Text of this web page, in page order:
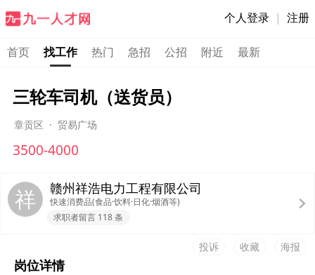
个人登录 | 注册
首页 找工作 热门 急招 公招 附近 最新
三轮车司机（送货员）
章贡区 · 贸易广场
3500-4000
祥 赣州祥浩电力工程有限公司
快速消费品(食品·饮料·日化·烟酒等)
求职者留言 118 条
投诉 收藏 海报
岗位详情